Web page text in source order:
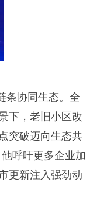
条协同生态。全
下，老旧小区改
突破迈向生态共
呼吁更多企业加
更新注入强劲动